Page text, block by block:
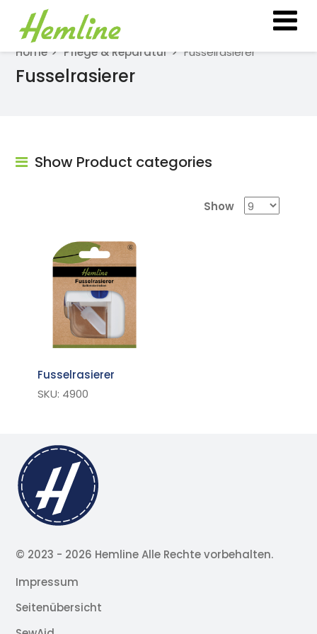
Home Pflege & Reparatur Fusselrasierer
Fusselrasierer
Show Product categories
Show
Fusselrasierer
SKU: 4900
© 2023 - 2026 Hemline Alle Rechte vorbehalten.
Impressum
Seitenübersicht